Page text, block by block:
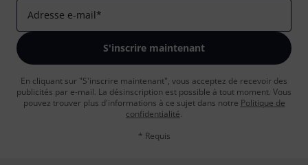
Adresse e-mail*
S'inscrire maintenant
En cliquant sur "S'inscrire maintenant", vous acceptez de recevoir des
publicités par e-mail. La désinscription est possible à tout moment. Vous
pouvez trouver plus d'informations à ce sujet dans notre Politique de
confidentialité.
* Requis